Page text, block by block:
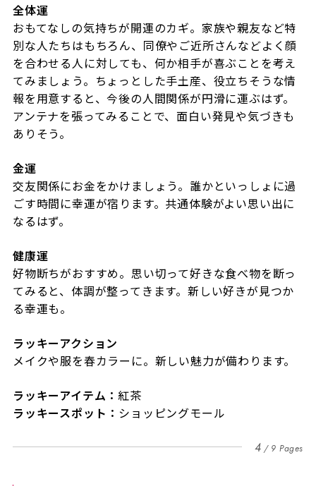
全体運
おもてなしの気持ちが開運のカギ。家族や親友など特
別な人たちはもちろん、同僚やご近所さんなどよく顔
を合わせる人に対しても、何か相手が喜ぶことを考え
てみましょう。ちょっとした手土産、役立ちそうな情
報を用意すると、今後の人間関係が円滑に運ぶはず。
アンテナを張ってみることで、面白い発見や気づきも
ありそう。
金運
交友関係にお金をかけましょう。誰かといっしょに過
ごす時間に幸運が宿ります。共通体験がよい思い出に
なるはず。
健康運
好物断ちがおすすめ。思い切って好きな食べ物を断っ
てみると、体調が整ってきます。新しい好きが見つか
る幸運も。
ラッキーアクション
メイクや服を春カラーに。新しい魅力が備わります。
ラッキーアイテム：紅茶
ラッキースポット： ショッピングモール
4 9 Pages